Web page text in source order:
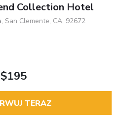
Collection Hotel
San Clemente, CA, 92672
$195
TERAZ